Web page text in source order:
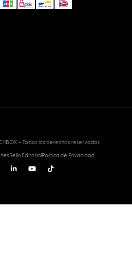
– Todos los derechos reservados
Sello Editorial Política de Privacidad